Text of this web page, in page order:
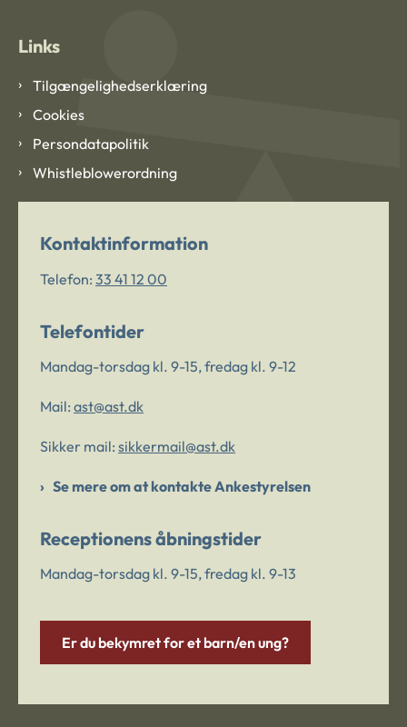
Links
Tilgængelighedserklæring
Cookies
Persondatapolitik
Whistleblowerordning
Kontaktinformation
Telefon: 33 41 12 00
Telefontider
Mandag-torsdag kl. 9-15, fredag kl. 9-12
Mail: ast@ast.dk
Sikker mail: sikkermail@ast.dk
Se mere om at kontakte Ankestyrelsen
Receptionens åbningstider
Mandag-torsdag kl. 9-15, fredag kl. 9-13
Er du bekymret for et barn/en ung?